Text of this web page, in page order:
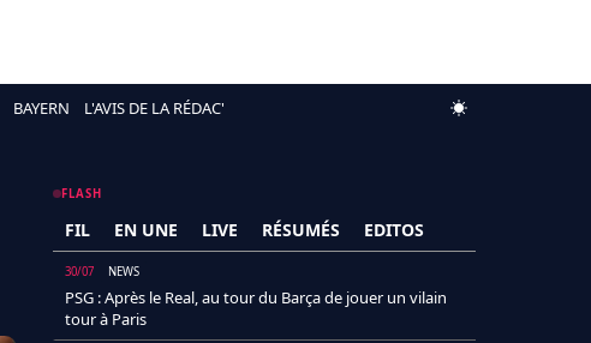
BAYERN L'AVIS DE LA RÉDAC'
FLASH
FIL EN UNE LIVE RÉSUMÉS EDITOS
30/07 NEWS
PSG : Après le Real, au tour du Barça de jouer un vilain
tour à Paris